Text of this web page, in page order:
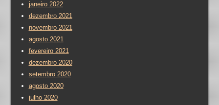
janeiro 2022
dezembro 2021
novembro 2021
agosto 2021
fevereiro 2021
dezembro 2020
setembro 2020
agosto 2020
julho 2020